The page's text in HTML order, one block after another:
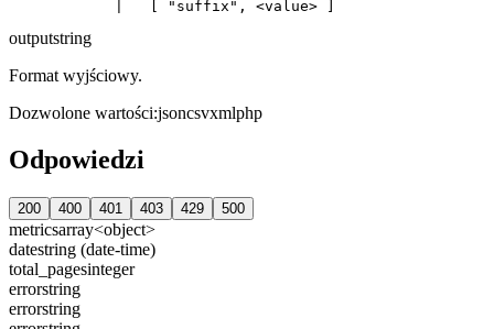
outputstring
Format wyjściowy.
Dozwolone wartości:jsoncsvxmlphp
Odpowiedzi
200 400 401 403 429 500
metricsarray<object>
datestring (date-time)
total_pagesinteger
errorstring
errorstring